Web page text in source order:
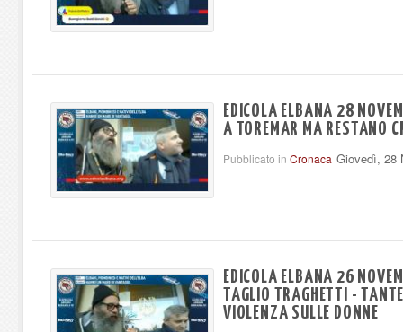
EDICOLA ELBANA 28
A TOREMAR MA RESTANO
Pubblicato in Cronaca Giovedì, 28
EDICOLA ELBANA 26
TAGLIO TRAGHETTI -
VIOLENZA SULLE DONNE